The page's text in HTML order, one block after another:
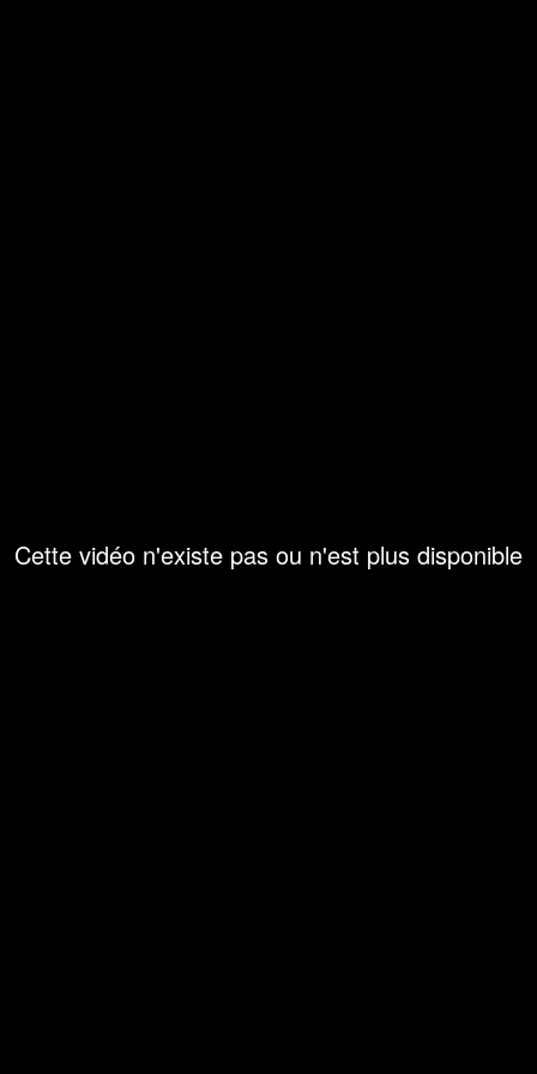
Cette vidéo n'existe pas ou n'est plus disponible